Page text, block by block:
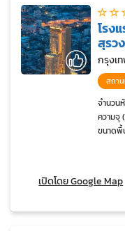
โรง
สุรว
กรุงเ
สถา
จำนวน
ความจุ
ขนาดพื้
เปิดโดย Google Map